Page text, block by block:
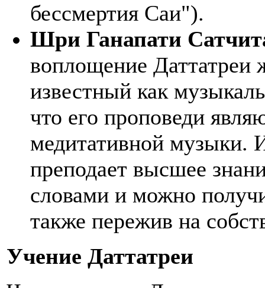
бессмертия Саи").
Шри Ганапати
воплощение Даттатреи
известный как
что его проповеди
медитативной
преподает высшее
словами и можно
также пережив на
Учение Даттатреи